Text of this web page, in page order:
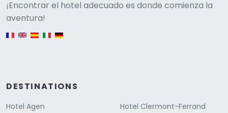
¡Encontrar el hotel adecuado es donde comienza la
aventura!
English version
DESTINATIONS
Hotel Agen
Hotel Clermont-Ferrand